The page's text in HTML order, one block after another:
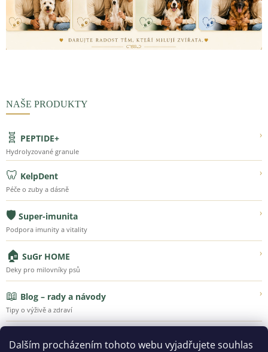
Dalším procházením tohoto webu vyjadřujete souhlas
NAŠE PRODUKTY
🧬 PEPTIDE+ ›
Hydrolyzované granule
🦷 KelpDent ›
Péče o zuby a dásně
🛡️ Super-imunita ›
Podpora imunity a vitality
🏠 SuGr HOME ›
Deky pro milovníky psů
📖 Blog – rady a návody ›
Tipy o výživě a zdraví
Poznejte Super-Granule